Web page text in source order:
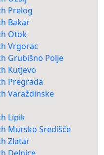
Prelog
Bakar
Otok
Vrgorac
Grubišno Polje
Kutjevo
Pregrada
Varaždinske
Lipik
Mursko Središće
Zlatar